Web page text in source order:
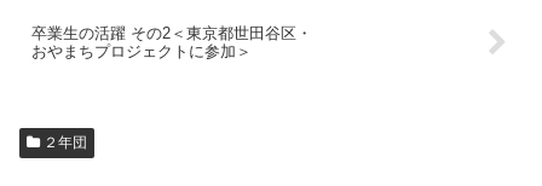
卒業生の活躍 その2＜東京都世田谷区・
おやまちプロジェクトに参加＞
２年団